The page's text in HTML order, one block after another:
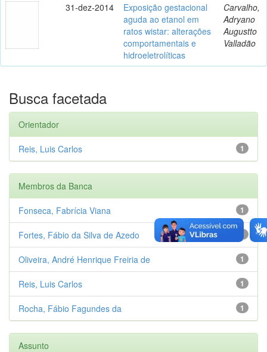
31-dez-2014
Exposição gestacional
aguda ao etanol em
ratos wistar: alterações
comportamentais e
hidroeletrolíticas
Carvalho,
Adryano
Augustto
Valladão
Busca facetada
Orientador
1
Reis, Luis Carlos
Membros da Banca
1
Fonseca, Fabrícia Viana
Fortes, Fábio da Silva de Azedo
1
Oliveira, André Henrique Freiria de
1
Reis, Luis Carlos
1
Rocha, Fábio Fagundes da
Assunto